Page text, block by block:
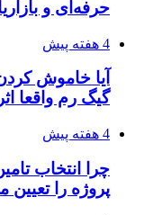
حرفه‌ای و
4 هفته پیش
گیگ رم واقعا
4 هفته پیش
چرا انتخاب
پروژه را تعیین